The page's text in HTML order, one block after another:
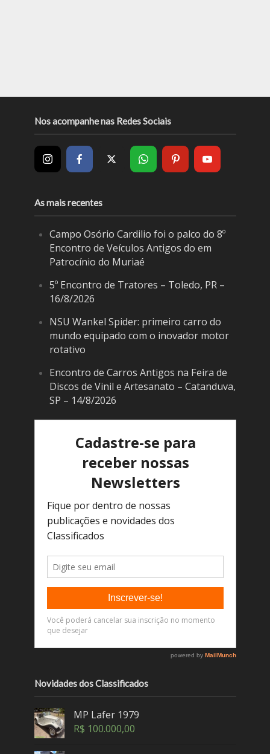
Nos acompanhe nas Redes Sociais
As mais recentes
Campo Osório Cardilio foi o palco do 8º
Encontro de Veículos Antigos do em
Patrocínio do Muriaé
5º Encontro de Tratores – Toledo, PR –
16/8/2026
NSU Wankel Spider: primeiro carro do
mundo equipado com o inovador motor
rotativo
Encontro de Carros Antigos na Feira de
Discos de Vinil e Artesanato – Catanduva,
SP – 14/8/2026
Novidades dos Classificados
MP Lafer 1979
R$ 100.000,00